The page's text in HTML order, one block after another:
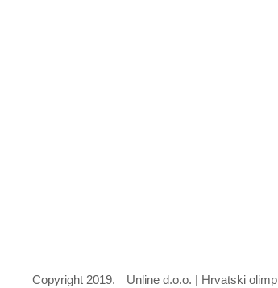
Copyright 2019. Unline d.o.o. | Hrvatski